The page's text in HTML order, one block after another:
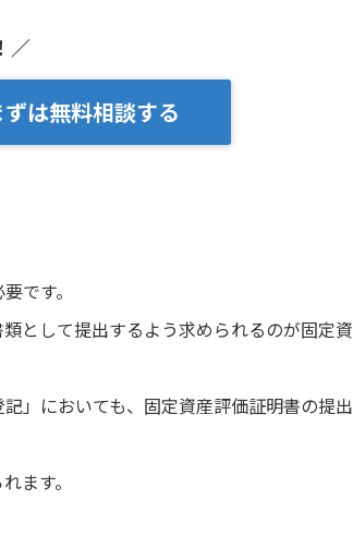
／
ずは無料相談する
です。
として提出するよう求められるのが固定資
」においても、固定資産評価証明書の提出
ます。